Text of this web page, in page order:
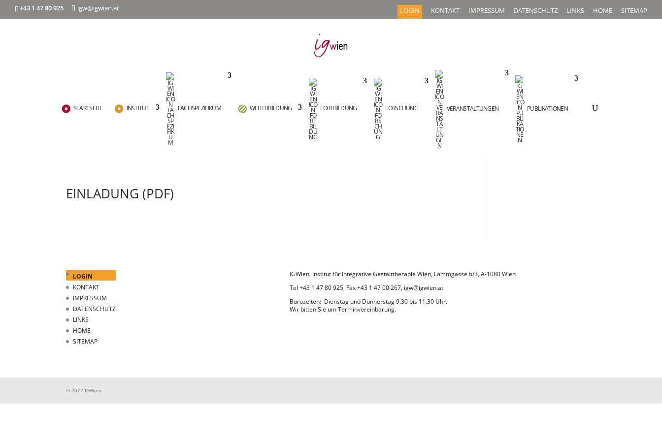
+43 1 47 80 925 igw@igwien.at LOGIN KONTAKT IMPRESSUM DATENSCHUTZ LINKS HOME SITEMAP
STARTSEITE INSTITUT FACHSPEZIFIKUM WEITERBILDUNG FORTBILDUNG FORSCHUNG VERANSTALTUNGEN PUBLIKATIONEN
EINLADUNG (PDF)
LOGIN
KONTAKT
IMPRESSUM
DATENSCHUTZ
LINKS
HOME
SITEMAP
IGWien, Institut für Integrative Gestalttherapie Wien, Lammgasse 6/3, A-1080 Wien
Tel +43 1 47 80 925, Fax +43 1 47 00 267, igw@igwien.at
Bürozeiten: Dienstag und Donnerstag 9.30 bis 11.30 Uhr.
Wir bitten Sie um Terminvereinbarung.
© 2022 IGWien